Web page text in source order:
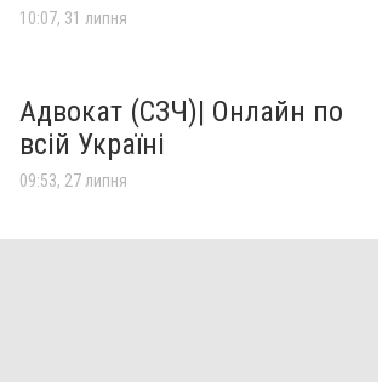
10:07, 31 липня
Адвокат (СЗЧ)| Онлайн по
всій Україні
09:53, 27 липня